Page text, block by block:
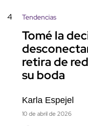
4 Tendencias
Tomé la
retira de
su boda
Karla Espejel
10 de abril de 2026